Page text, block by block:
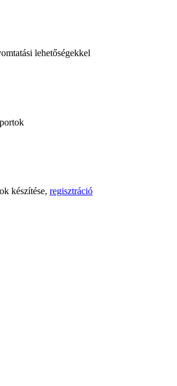
lehetőségekkel
készítése, regisztráció